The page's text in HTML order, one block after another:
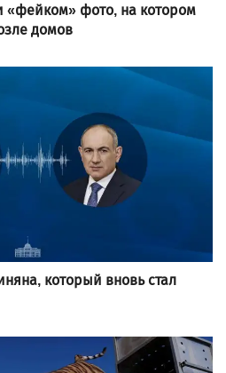
«фейком» фото, на котором
домов
который вновь стал